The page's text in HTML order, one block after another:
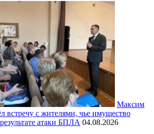
Максим
встречу с жителями, чье имущество
атаки БПЛА 04.08.2026